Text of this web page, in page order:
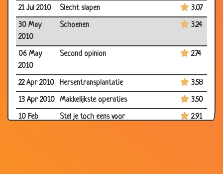
21 Jul 2010 Slecht slapen
3.07
30 May
2010
Schoenen 3.24
06 May
2010
Second opinion 2.74
22 Apr 2010 Hersentransplantatie
3.58
13 Apr 2010
Makkelijkste operaties
3.50
10 Feb
Stel je toch eens voor 2.91